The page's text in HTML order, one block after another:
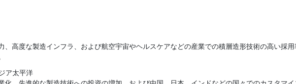
、高度な製造インフラ、および航空宇宙やヘルスケアなどの産業での積層造形技術の高い採用
ア太平洋